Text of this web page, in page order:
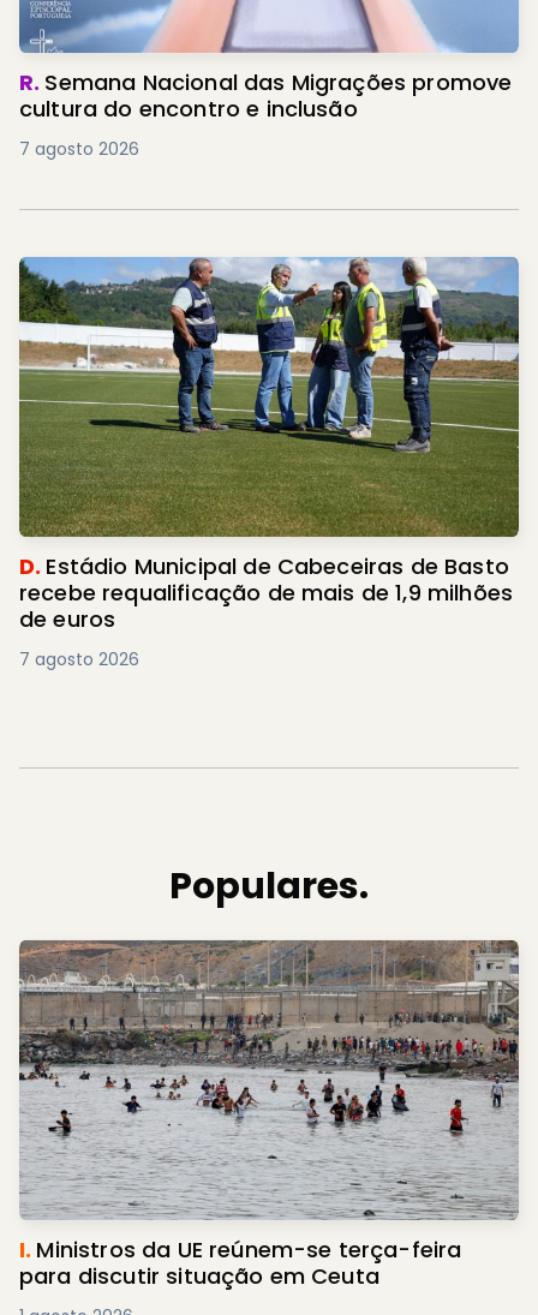
R. Semana Nacional das Migrações promove
cultura do encontro e inclusão
7 agosto 2026
D. Estádio Municipal de Cabeceiras de Basto
recebe requalificação de mais de 1,9 milhões
de euros
7 agosto 2026
Populares.
I. Ministros da UE reúnem-se terça-feira
para discutir situação em Ceuta